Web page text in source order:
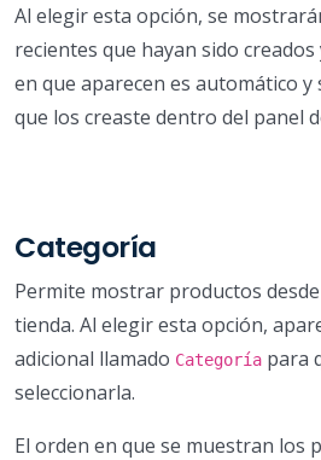
Al elegir esta opción, se
recientes que hayan sido
en que aparecen es automático y
que los creaste dentro del panel
Categoría
Permite mostrar productos
tienda. Al elegir esta opción,
adicional llamado Categoría para
seleccionarla.
El orden en que se muestran los